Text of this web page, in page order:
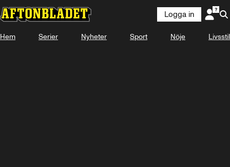
Logga in
Hem Serier Nyheter Sport Nöje Livsstil